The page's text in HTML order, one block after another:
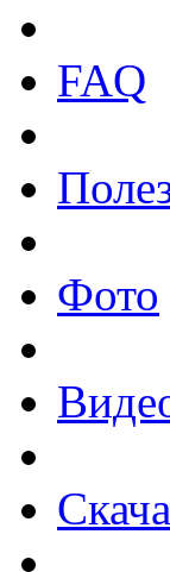
FAQ
Фото